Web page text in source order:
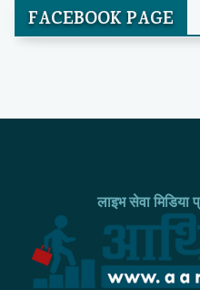
FACEBOOK PAGE
लाइभ सेवा मिडिया